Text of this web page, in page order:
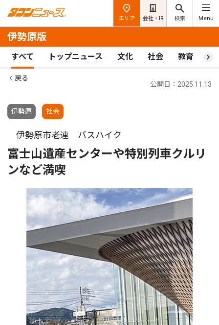
エリア 会社・IR 検索 Menu
伊勢原版
すべて トップニュース 文化 社会 教育 ス
戻る
伊勢原 社会
公開日：2025.11.13
伊勢原市老連 バスハイク
富士山遺産センターや特別列車クルリ
ンなど満喫